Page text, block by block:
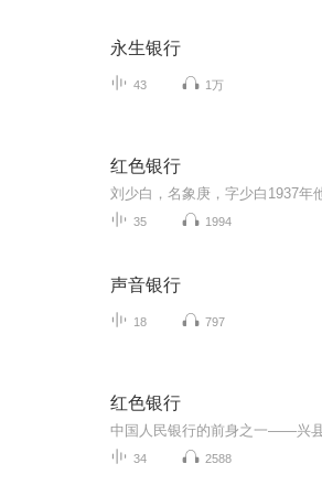
永生银行
43 1万
红色银行
35 1994
声音银行
18 797
红色银行
34 2588